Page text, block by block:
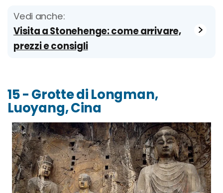
Vedi anche:
Visita a Stonehenge: come arrivare,
prezzi e consigli
15 - Grotte di Longman,
Luoyang, Cina